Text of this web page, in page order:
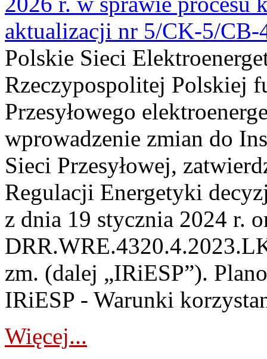
aktualizacji nr 5/CK-5/CB-
Polskie Sieci
Rzeczypospolitej Polskiej
Przesyłowego
wprowadzenie zmian do
Sieci Przesyłowej,
Regulacji Energetyki
z dnia 19 stycznia 2024 r.
zm. (dalej „IRiESP”).
IRiESP - Warunki
Więcej...